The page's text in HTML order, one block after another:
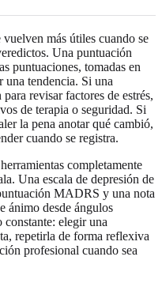
más útiles cuando se
Una puntuación
puntuaciones, tomadas en
una tendencia. Si una
revisar factores de estrés,
de terapia o seguridad. Si
la pena anotar qué cambió,
cuando se registra.
completamente
Una escala de depresión de
MADRS y una nota
ánimo desde ángulos
elegir una
repetirla de forma reflexiva
profesional cuando sea